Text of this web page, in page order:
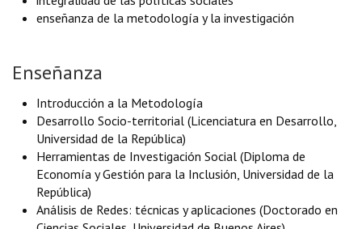
enseñanza de la metodología y la investigación
Enseñanza
Introducción a la Metodología
Desarrollo Socio-territorial (Licenciatura en Desarrollo,
Universidad de la República)
Herramientas de Investigación Social (Diploma de
Economía y Gestión para la Inclusión, Universidad de la
República)
Análisis de Redes: técnicas y aplicaciones (Doctorado en